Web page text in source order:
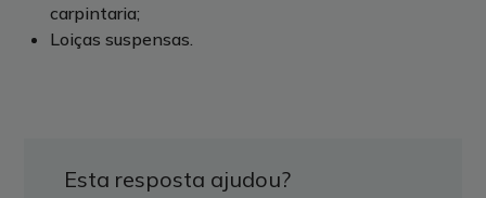
carpintaria;
Loiças suspensas.
Esta resposta ajudou?